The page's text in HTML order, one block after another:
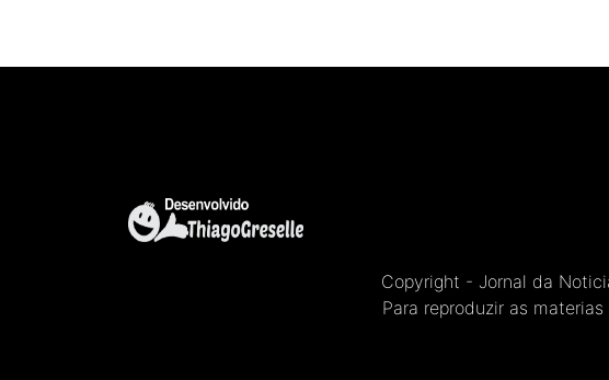
Copyright - Jornal da
Para reproduzir as